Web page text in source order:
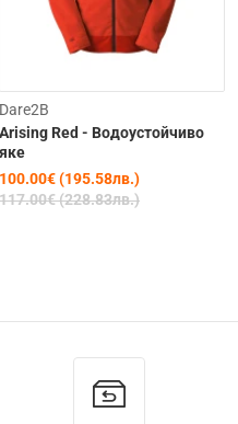
Dare2B
Arising Red - Водоустойчиво
якe
100.00€ (195.58лв.)
117.00€ (228.83лв.)